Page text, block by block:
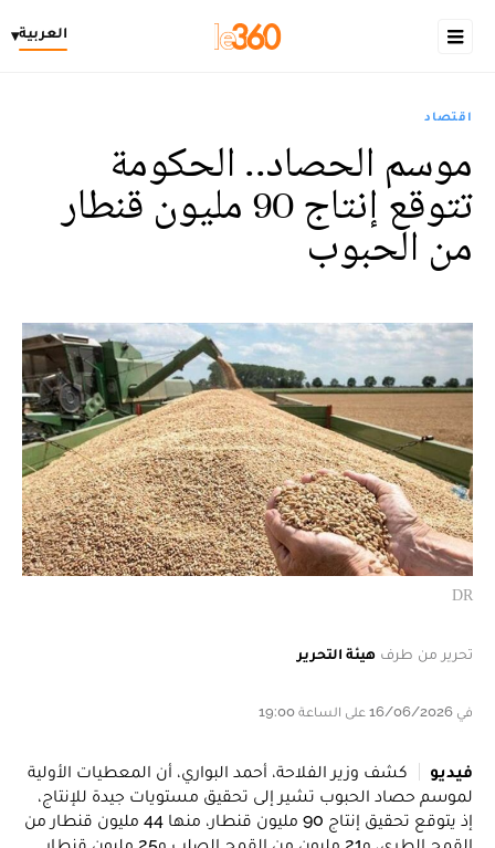
العربية▾
اقتصاد
موسم الحصاد.. الحكومة
تتوقع إنتاج 90 مليون قنطار
من الحبوب
DR
تحرير من طرف هيئة التحرير
في 16/06/2026 على الساعة 19:00
فيديو
كشف وزير الفلاحة، أحمد البواري، أن المعطيات الأولية
لموسم حصاد الحبوب تشير إلى تحقيق مستويات جيدة للإنتاج،
إذ يتوقع تحقيق إنتاج 90 مليون قنطار، منها 44 مليون قنطار من